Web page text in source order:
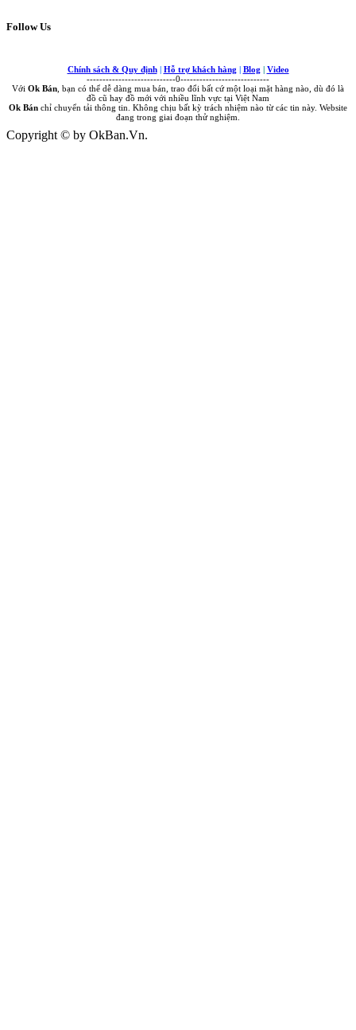
Follow Us
Chính sách & Quy định | Hỗ trợ khách hàng | Blog | Video
----------------------------0----------------------------
Với Ok Bán , bạn có thể dễ dàng mua bán, trao đổi bất cứ một loại mặt hàng nào, dù đó là
đồ cũ hay đồ mới với nhiều lĩnh vực tại Việt Nam
Ok Bán chỉ chuyển tải thông tin. Không chịu bất kỳ trách nhiệm nào từ các tin này. Website
đang trong giai đoạn thử nghiệm.
Copyright © by OkBan.Vn.